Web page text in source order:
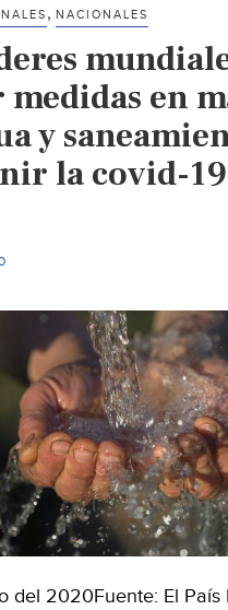
habrá
agua
para
lavarnos
las
manos
,NACIONALES
medidas en
y
la covid-
del 2020Fuente: El País